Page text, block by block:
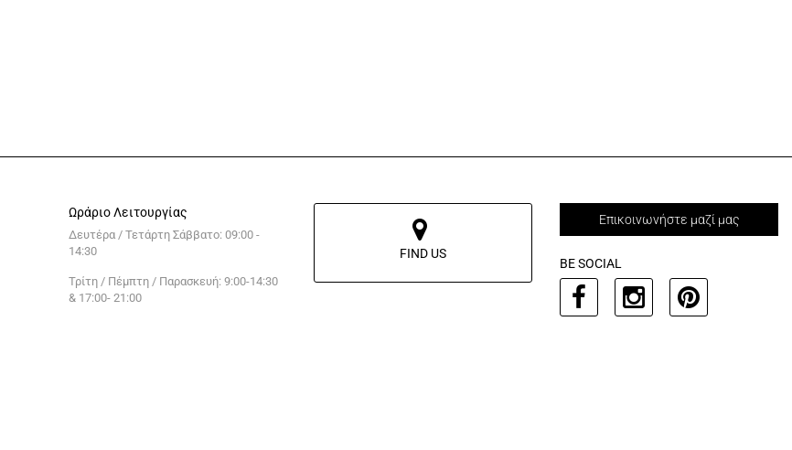
Ωράριο Λειτουργίας
Δευτέρα / Τετάρτη Σάββατο: 09:00 -
14:30
Τρίτη / Πέμπτη / Παρασκευή: 9:00-14:30
& 17:00- 21:00
FIND US
Επικοινωνήστε μαζί μας
BE SOCIAL